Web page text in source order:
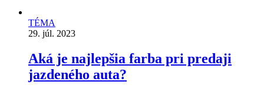
TÉMA
29. júl. 2023
Aká je najlepšia farba pri predaji
jazdeného auta?